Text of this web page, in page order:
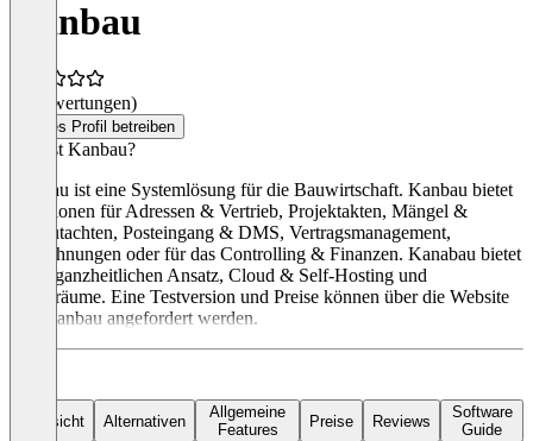
Kanbau
(0 Bewertungen)
Dieses Profil betreiben
Was ist Kanbau?
Kanbau ist eine Systemlösung für die Bauwirtschaft. Kanbau bietet
Funktionen für Adressen & Vertrieb, Projektakten, Mängel &
Baugutachten, Posteingang & DMS, Vertragsmanagement,
Abrechnungen oder für das Controlling & Finanzen. Kanabau bietet
einen ganzheitlichen Ansatz, Cloud & Self-Hosting und
Datenräume. Eine Testversion und Preise können über die Website
von Kanbau angefordert werden.
Übersicht Alternativen
Allgemeine
Features
Preise Reviews
Software
Guide